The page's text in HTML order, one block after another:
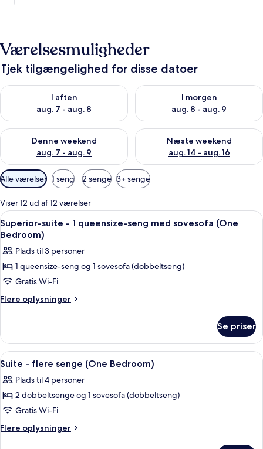
Værelsesmuligheder
Tjek tilgængelighed for disse datoer
I aften
aug. 7 - aug. 8
Tjek tilgængelighed for i aften aug. 7 - aug. 8
I morgen
aug. 8 - aug. 9
Tjek tilgængelighed for i
Denne weekend
aug. 7 - aug. 9
Tjek tilgængelighed for denne weekend aug. 7 - aug. 9
Næste weekend
aug. 14 - aug. 16
Tjek tilgængelighed for næste
Tilgængelige
filtre
for
værelser
Alle værelser 1 seng 2 senge 3+ senge
Viser 12 ud af 12 værelser
Indlæs
alle
billeder
af
Superior-
suite
-
seng
med
sovesofa
(One
Bedroom)
Et hotelværelse med sofa,
7
Superior-suite - 1 queensize-seng med sovesofa (One
Bedroom)
Plads til 3 personer
1 queensize-seng og 1 sovesofa (dobbeltseng)
Gratis Wi-Fi
Flere oplysninger
Flere
suite
1
seng
med
(One
Bedroom)
Se priser
Indlæs
alle
billeder
af
Suite
-
Et moderne hotelværelse med en
6
Suite - flere senge (One Bedroom)
Plads til 4 personer
2 dobbeltsenge og 1 sovesofa (dobbeltseng)
Gratis Wi-Fi
Flere oplysninger
Flere